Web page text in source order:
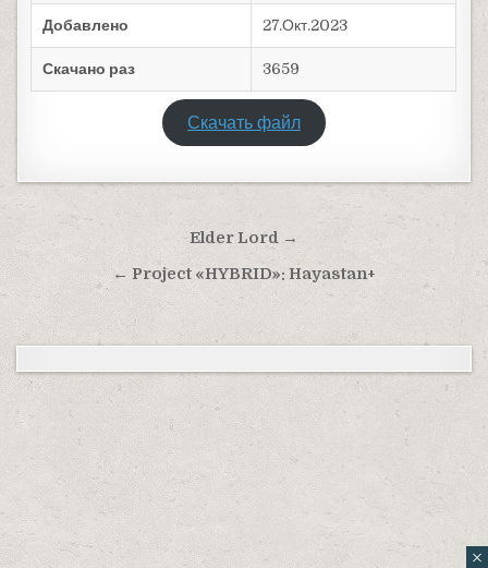
Добавлено 27.Окт.2023
Скачано раз 3659
Скачать файл
Навигация по записям
Elder Lord →
← Project «HYBRID»: Hayastan+